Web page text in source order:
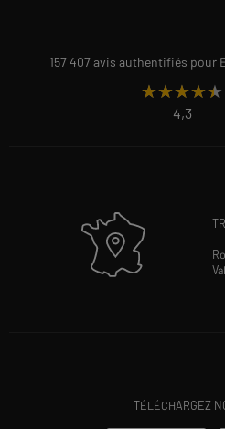
157 407 avis authentifiés pour
★★★★★
★★★★★
4,3
TÉLÉCHARGEZ